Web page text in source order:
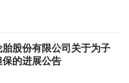
股份有限公司关于为子
的进展公告